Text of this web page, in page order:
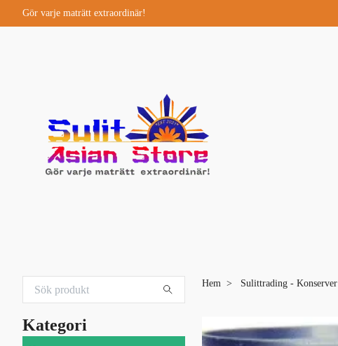
Gör varje maträtt extraordinär!
Kategori
Hem Sulittrading - Konserver